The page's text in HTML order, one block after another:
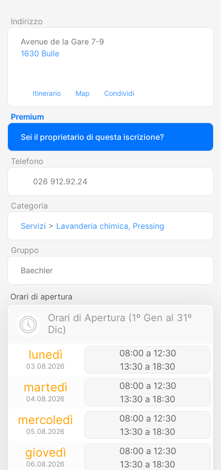
Indirizzo
Avenue de la Gare 7-9
1630 Bulle
Itinerario Map Condividi
Premium
Sei il proprietario di questa iscrizione?
Telefono
026 912.92.24
Categoria
Servizi > Lavanderia chimica, Pressing
Gruppo
Baechler
Orari di apertura
Orari di Apertura (1º Gen al 31º
Dic)
lunedì
03.08.2026
08:00 a 12:30
13:30 a 18:30
martedì
04.08.2026
08:00 a 12:30
13:30 a 18:30
mercoledì
05.08.2026
08:00 a 12:30
13:30 a 18:30
giovedì
06.08.2026
08:00 a 12:30
13:30 a 18:30